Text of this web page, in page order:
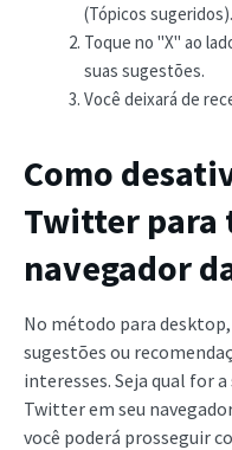
(Tópicos sugeridos).
Toque no "X" ao
suas sugestões.
Você deixará de
Como
Twitter para
navegador
No método para
sugestões ou
interesses. Seja qual for
Twitter em seu
você poderá prosseguir